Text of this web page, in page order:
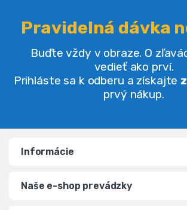
Pravidelná dávka
Buďte vždy v obraze. O
vedieť ako prví.
Prihláste sa k odberu a získajte
prvý nákup.
Informácie
Naše e-shop prevádzky